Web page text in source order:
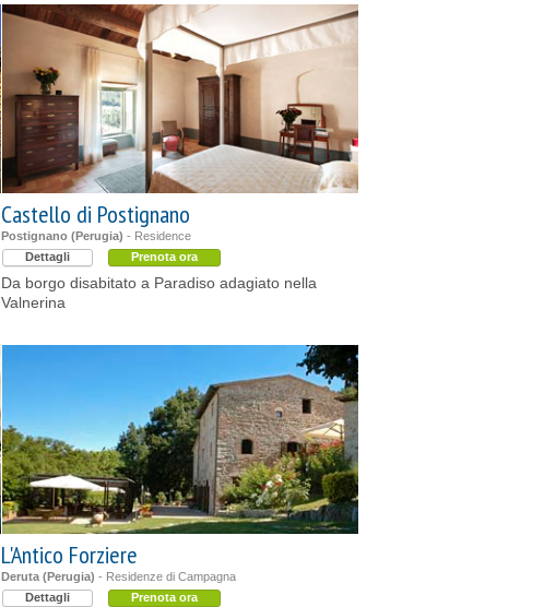
Castello di Postignano
Postignano (Perugia) - Residence
Dettagli
Prenota ora
Da borgo disabitato a Paradiso adagiato nella
Valnerina
L'Antico Forziere
Deruta (Perugia) - Residenze di Campagna
Dettagli
Prenota ora